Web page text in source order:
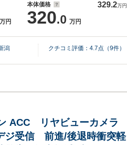
万円
本体価格
320.0 万円
329.2万円
潟 クチコミ評価： 4.7点（9件）
ACC リヤビューカメラ
受信 前進/後退時衝突軽